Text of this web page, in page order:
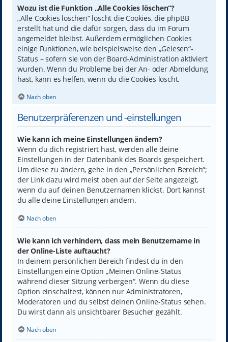
Wozu ist die Funktion „Alle Cookies löschen“?
„Alle Cookies löschen“ löscht die Cookies, die phpBB
erstellt hat und die dafür sorgen, dass du im Forum
angemeldet bleibst. Außerdem ermöglichen Cookies
einige Funktionen, wie beispielsweise den „Gelesen“-
Status – sofern sie von der Board-Administration aktiviert
wurden. Wenn du Probleme bei der An- oder Abmeldung
hast, kann es helfen, wenn du die Cookies löscht.
Nach oben
Benutzerpräferenzen und -einstellungen
Wie kann ich meine Einstellungen ändern?
Wenn du dich registriert hast, werden alle deine
Einstellungen in der Datenbank des Boards gespeichert.
Um diese zu ändern, gehe in den „Persönlichen Bereich“;
der Link dazu wird meist oben auf der Seite angezeigt,
wenn du auf deinen Benutzernamen klickst. Dort kannst
du alle deine Einstellungen ändern.
Nach oben
Wie kann ich verhindern, dass mein Benutzername in
der Online-Liste auftaucht?
In deinem persönlichen Bereich findest du in den
Einstellungen eine Option „Meinen Online-Status
während dieser Sitzung verbergen“. Wenn du diese
Option einschaltest, können nur Administratoren,
Moderatoren und du selbst deinen Online-Status sehen.
Du wirst dann als unsichtbarer Besucher gezählt.
Nach oben